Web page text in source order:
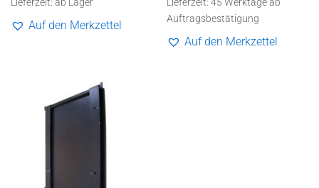
Lieferzeit: ab Lager
Auf den Merkzettel
Lieferzeit: 45 Werktage ab
Auftragsbestätigung
Auf den Merkzettel